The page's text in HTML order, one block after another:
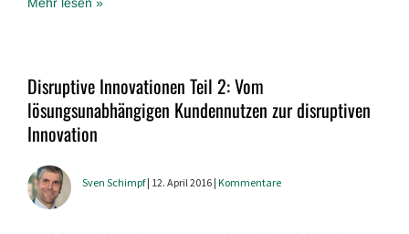
Disruptive Innovationen Teil 2: Vom
lösungsunabhängigen Kundennutzen zur disruptiven
Innovation
Sven Schimpf| 12. April 2016 | Kommentare